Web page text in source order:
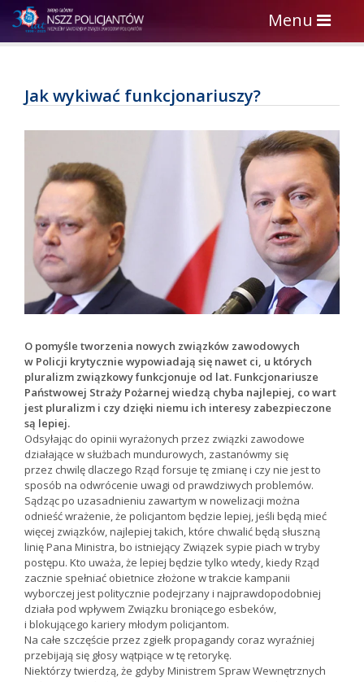
Toggle
navigation
Menu
Jak wykiwać funkcjonariuszy?
O pomyśle tworzenia nowych związków zawodowych
w Policji krytycznie wypowiadają się nawet ci, u których
pluralizm związkowy funkcjonuje od lat. Funkcjonariusze
Państwowej Straży Pożarnej wiedzą chyba najlepiej, co wart
jest pluralizm i czy dzięki niemu ich interesy zabezpieczone
są lepiej.
Odsyłając do opinii wyrażonych przez związki zawodowe
działające w służbach mundurowych, zastanówmy się
przez chwilę dlaczego Rząd forsuje tę zmianę i czy nie jest to
sposób na odwrócenie uwagi od prawdziwych problemów.
Sądząc po uzasadnieniu zawartym w nowelizacji można
odnieść wrażenie, że policjantom będzie lepiej, jeśli będą mieć
więcej związków, najlepiej takich, które chwalić będą słuszną
linię Pana Ministra, bo istniejący Związek sypie piach w tryby
postępu. Kto uważa, że lepiej będzie tylko wtedy, kiedy Rząd
zacznie spełniać obietnice złożone w trakcie kampanii
wyborczej jest politycznie podejrzany i najprawdopodobniej
działa pod wpływem Związku broniącego esbeków,
i blokującego kariery młodym policjantom.
Na całe szczęście przez zgiełk propagandy coraz wyraźniej
przebijają się głosy wątpiące w tę retorykę.
Niektórzy twierdzą, że gdyby Ministrem Spraw Wewnętrznych